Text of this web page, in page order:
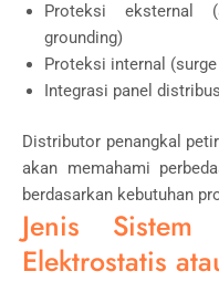
Proteksi eksternal
grounding)
Proteksi internal
Integrasi panel
Distributor penangkal
akan memahami
berdasarkan kebutuhan
Jenis
Elektrostatis